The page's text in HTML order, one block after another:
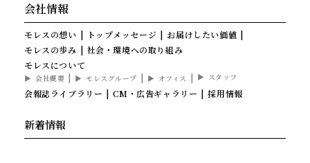
会社情報
モレスの想い トップメッセージ
お届けしたい価値
モレスの歩み
社会・環境への取り組み
モレスについて
会社概要 モレスグループ オフィス スタッフ
会報誌ライブラリー CM・広告ギャラリー 採用情報
新着情報